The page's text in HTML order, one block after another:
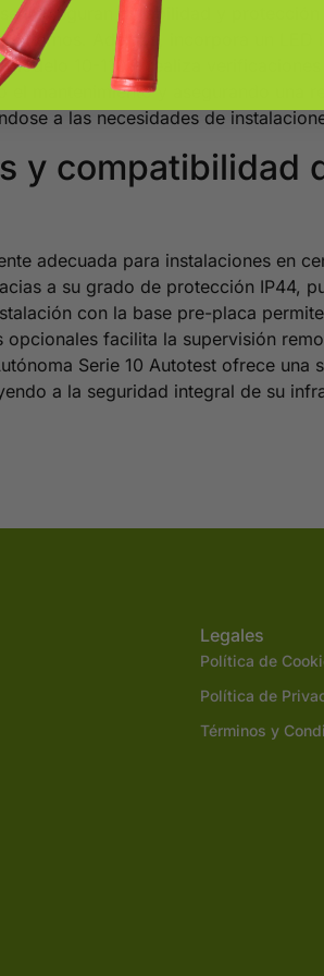
II aseguran durabilidad y
externos. Además, incorpora un
10-110T, realiza
mantenimiento y asegurando una
a las necesidades de
y compatibilidad
adecuada para instalaciones
a su grado de protección IP44,
con la base pre-placa
facilita la supervisión
Serie 10 Autotest ofrece
a la seguridad integral de su
Legales
Política de
Política de
Términos y